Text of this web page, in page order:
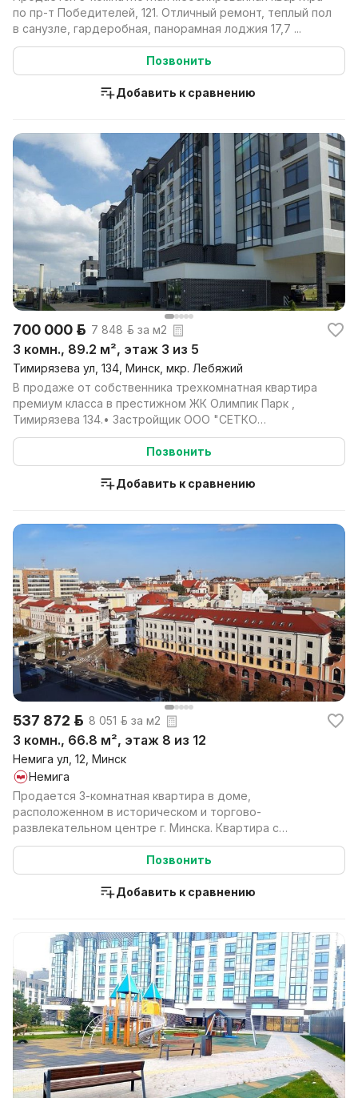
по пр-т Победителей, 121. Отличный ремонт, теплый пол
в санузле, гардеробная, панорамная лоджия 17,7 ...
Позвонить
Добавить к сравнению
700 000 р. 7 848 р. за м2
3 комн., 89.2 м², этаж 3 из 5
Тимирязева ул, 134, Минск, мкр. Лебяжий
В продаже от собственника трехкомнатная квартира
премиум класса в престижном ЖК Олимпик Парк ,
Тимирязева 134.• Застройщик ООО "СЕТКО
РЕЗИДЕНШЛ" ...
Позвонить
Добавить к сравнению
537 872 р. 8 051 р. за м2
3 комн., 66.8 м², этаж 8 из 12
Немига ул, 12, Минск
Немига
Продается 3-комнатная квартира в доме,
расположенном в историческом и торгово-
развлекательном центре г. Минска. Квартира с
отличной планировкой, с ком...
Позвонить
Добавить к сравнению